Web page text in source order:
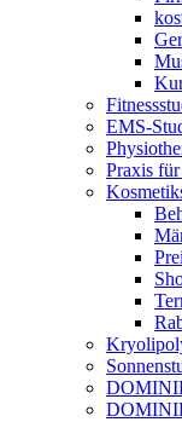
EMS-
Praxis